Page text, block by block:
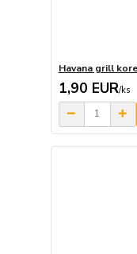
Havana grill
1,90 EUR/ks